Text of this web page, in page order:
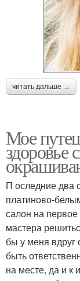
читать дальше →
Мое
здоровье
П оследние два
платиново-
салон на
мастера
бы у меня вдруг
быть
на месте, да и к